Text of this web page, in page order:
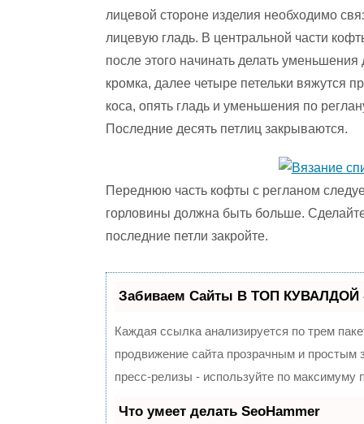
лицевой стороне изделия необходимо
лицевую гладь. В центральной части
после этого начинать делать
кромка, далее четыре петельки вяжутся
коса, опять гладь и уменьшения по
Последние десять петлиц закрываются.
Переднюю часть кофты с регланом
горловины должна быть больше.
последние петли закройте.
Забиваем Сайты В ТОП КУВАЛДОЙ -
Каждая ссылка анализируется по трем
продвижение сайта прозрачным и
пресс-релизы - используйте по
Что умеет делать SeoHammer